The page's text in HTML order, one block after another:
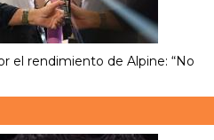
el rendimiento de Alpine: “No